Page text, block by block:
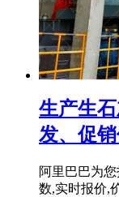
生产生
发、促
阿里巴巴为
数,实时报价,